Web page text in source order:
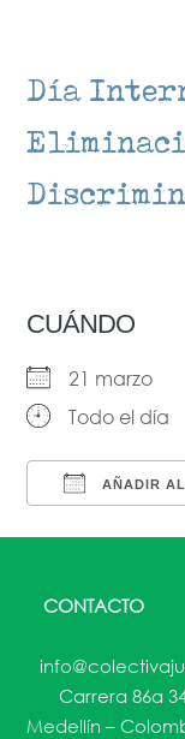
Día
CUÁNDO
21 marzo
Todo el día
AÑADIR
CONTACTO
Carrera 86a
Medellín –